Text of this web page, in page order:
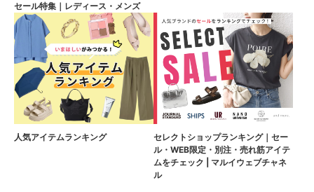
セール特集｜レディース・メンズ
人気アイテムランキング
セレクトショップランキング｜セー
ル・WEB限定・別注・売れ筋アイテ
ムをチェック | マルイウェブチャネ
ル